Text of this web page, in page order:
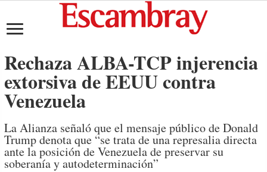
Rechaza ALBA-TCP injerencia
extorsiva de EEUU contra
Venezuela
La Alianza señaló que el mensaje público de Donald
Trump denota que “se trata de una represalia directa
ante la posición de Venezuela de preservar su
soberanía y autodeterminación”